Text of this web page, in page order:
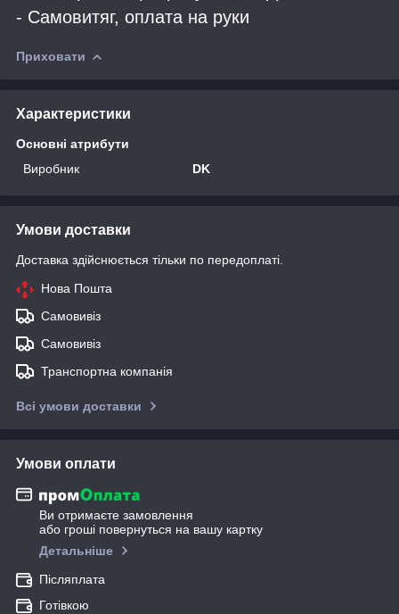
- Самовитяг, оплата на руки
Приховати
Характеристики
Основні атрибути
Виробник
DK
Умови доставки
Доставка здійснюється тільки по передоплаті.
Нова Пошта
Самовивіз
Самовивіз
Транспортна компанія
Всі умови доставки
Умови оплати
Ви отримаєте замовлення
або гроші повернуться на вашу картку
Детальніше
Післяплата
Готівкою